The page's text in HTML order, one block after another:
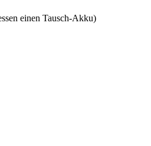
einen Tausch-Akku)